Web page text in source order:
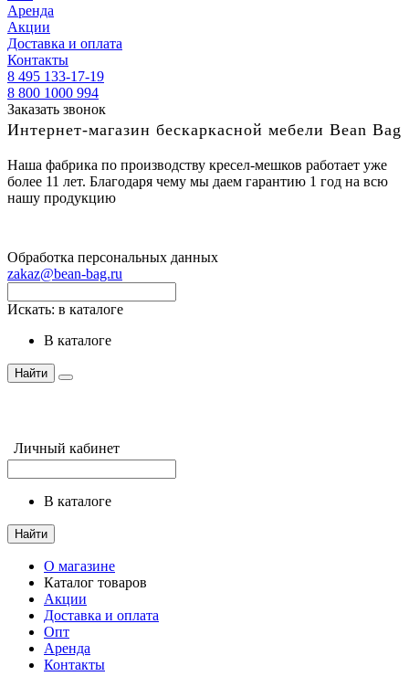
Аренда
Акции
Доставка и оплата
Контакты
8 495 133-17-19
8 800 1000 994
Заказать звонок
Интернет-магазин бескаркасной мебели Bean Bag
Наша фабрика по производству кресел-мешков работает уже
более 11 лет. Благодаря чему мы даем гарантию 1 год на всю
нашу продукцию
Обработка персональных данных
zakaz@bean-bag.ru
Искать: в каталоге
в каталоге
Найти
Личный кабинет
в каталоге
Найти
О магазине
Каталог товаров
Акции
Доставка и оплата
Опт
Аренда
Контакты